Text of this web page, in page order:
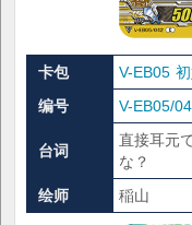
卡包
V-EB05
编号
V-EB05/
台词
直接耳元
な？
绘师
稲山